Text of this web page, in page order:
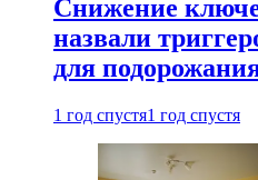
Снижение
назвали
для
1 год спустя1 год спустя